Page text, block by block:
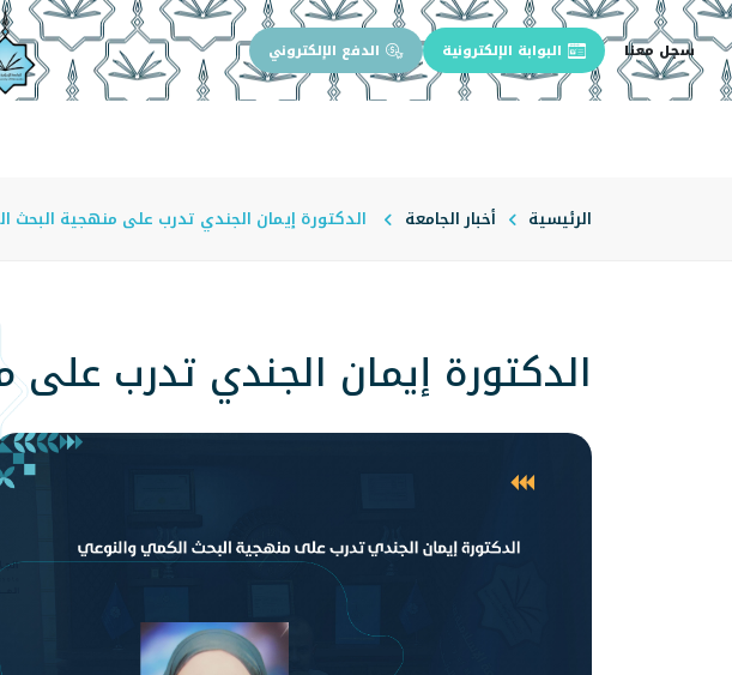
سجل معنا البوابة الإلكترونية الدفع الإلكتروني
الرئيسية أخبار الجامعة الدكتورة إيمان الجندي تدرب على منهجية البحث
الدكتورة إيمان الجندي تدرب